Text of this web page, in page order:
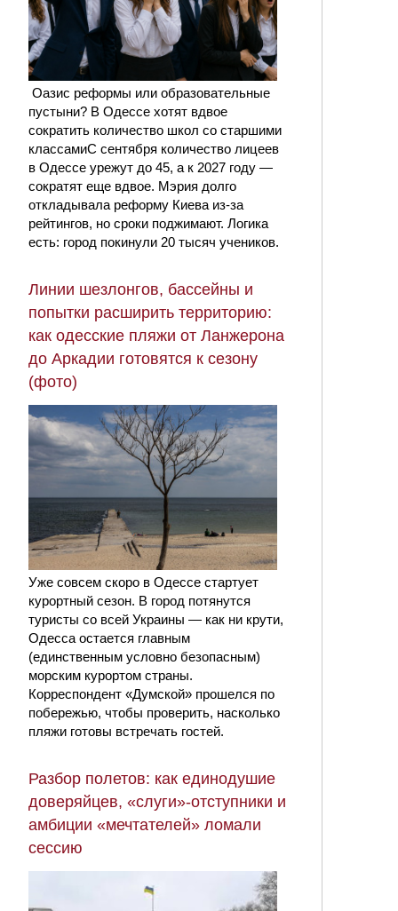
Оазис реформы или образовательные
пустыни? В Одессе хотят вдвое
сократить количество школ со старшими
классамиС сентября количество лицеев
в Одессе урежут до 45, а к 2027 году —
сократят еще вдвое. Мэрия долго
откладывала реформу Киева из-за
рейтингов, но сроки поджимают. Логика
есть: город покинули 20 тысяч учеников.
Линии шезлонгов, бассейны и
попытки расширить территорию:
как одесские пляжи от Ланжерона
до Аркадии готовятся к сезону
(фото)
Уже совсем скоро в Одессе стартует
курортный сезон. В город потянутся
туристы со всей Украины — как ни крути,
Одесса остается главным
(единственным условно безопасным)
морским курортом страны.
Корреспондент «Думской» прошелся по
побережью, чтобы проверить, насколько
пляжи готовы встречать гостей.
Разбор полетов: как единодушие
доверяйцев, «слуги»-отступники и
амбиции «мечтателей» ломали
сессию